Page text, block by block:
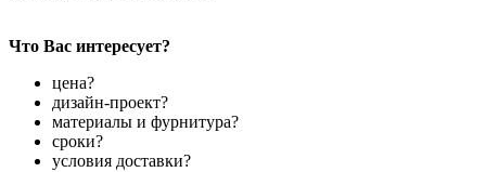
Что Вас интересует?
цена?
дизайн-проект?
материалы и фурнитура?
сроки?
условия доставки?